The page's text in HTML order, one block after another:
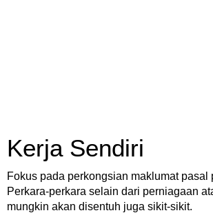
Kerja Sendiri
Fokus pada perkongsian maklumat pasal
Perkara-perkara selain dari perniagaan
mungkin akan disentuh juga sikit-sikit.